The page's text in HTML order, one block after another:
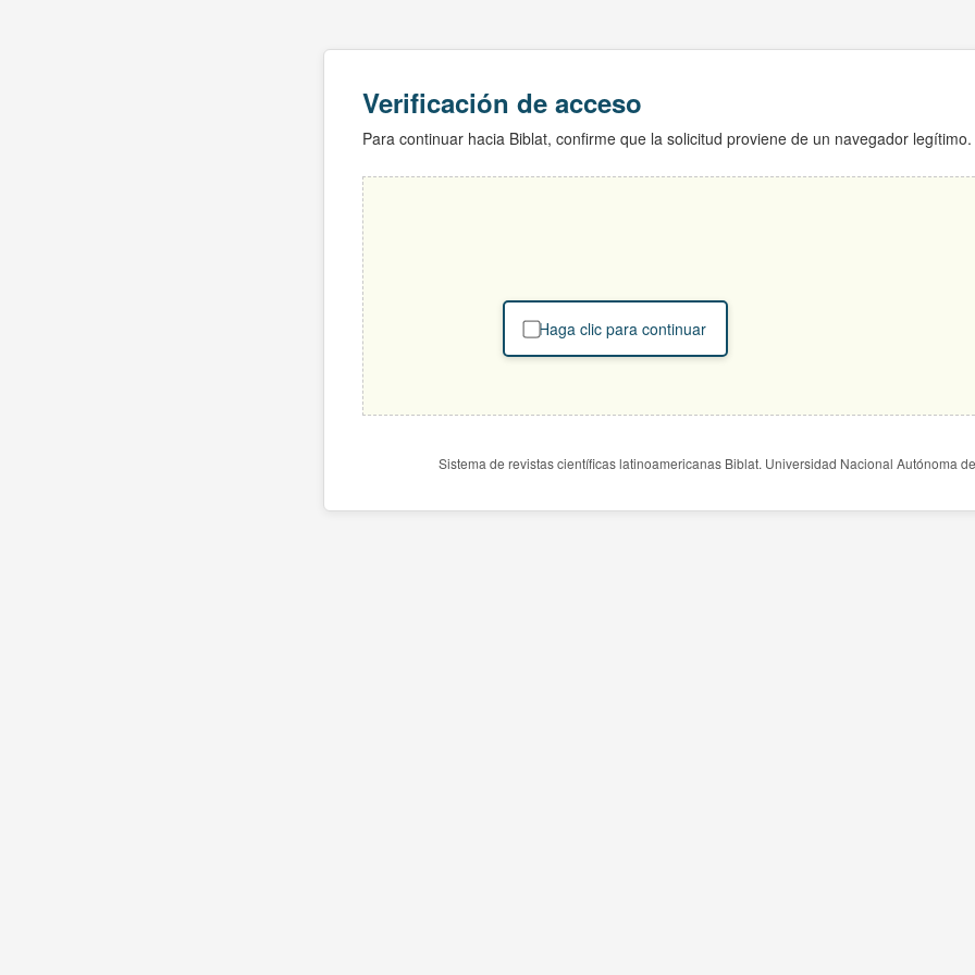
Verificación de acceso
Para continuar hacia Biblat, confirme que la solicitud proviene de un navegador legítimo.
Haga clic para continuar
Sistema de revistas científicas latinoamericanas Biblat. Universidad Nacional Autónoma